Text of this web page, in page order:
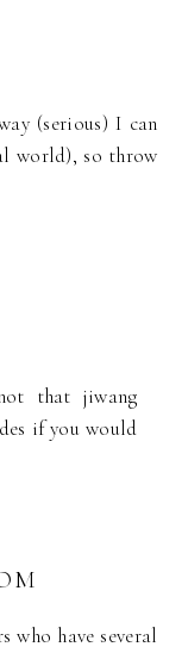
(serious) I can
world), so throw
that jiwang
if you would
have several